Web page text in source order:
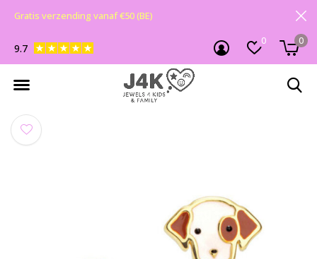
0 0
9.7
Gratis verzending vanaf €50 (BE)